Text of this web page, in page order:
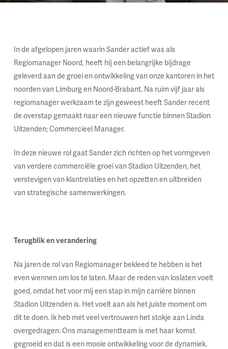
In de afgelopen jaren waarin Sander actief was als
Regiomanager Noord, heeft hij een belangrijke bijdrage
geleverd aan de groei en ontwikkeling van onze kantoren in het
noorden van Limburg en Noord-Brabant. Na ruim vijf jaar als
regiomanager werkzaam te zijn geweest heeft Sander recent
de overstap gemaakt naar een nieuwe functie binnen Stadion
Uitzenden; Commercieel Manager.
In deze nieuwe rol gaat Sander zich richten op het vormgeven
van verdere commerciële groei van Stadion Uitzenden, het
verstevigen van klantrelaties en het opzetten en uitbreiden
van strategische samenwerkingen.
Terugblik en verandering
Na jaren de rol van Regiomanager bekleed te hebben is het
even wennen om los te laten. Maar de reden van loslaten voelt
goed, omdat het voor mij een stap in mijn carrière binnen
Stadion Uitzenden is. Het voelt aan als het juiste moment om
dit te doen. Ik heb met veel vertrouwen het stokje aan Linda
overgedragen. Ons managementteam is met haar komst
gegroeid en dat is een mooie ontwikkeling voor de dynamiek.